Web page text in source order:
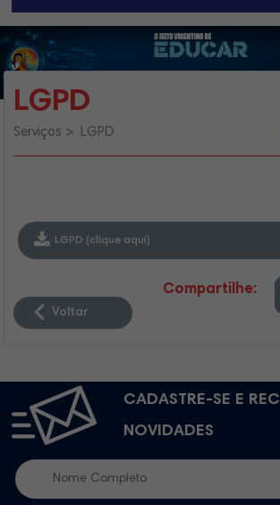
LGPD
Serviços LGPD
LGPD (clique aqui)
Voltar
Compartilhe:
CADASTRE-SE E
NOVIDADES